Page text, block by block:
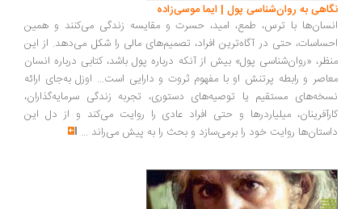
نگاهی به روان‌شناسی پول | ایما موسی‌زاده
انسان‌ها با ترس، طمع، امید، حسرت و مقایسه زندگی می‌کنند و همین
احساسات، حتی در آگاه‌ترین افراد، تصمیم‌های مالی را شکل می‌دهد. از این
منظر، «روان‌شناسی پول» بیش از آنکه درباره پول باشد، کتابی درباره انسان
معاصر و رابطه پرتنش او با مفهوم ثروت و دارایی است... اوزل به‌جای ارائه
نسخه‌های مستقیم یا توصیه‌های دستوری، تجربه زندگی سرمایه‌گذاران،
کارآفرینان، میلیاردرها و حتی افراد عادی را روایت می‌کند و از دل این
داستان‌ها روایت خود را برمی‌سازد و بحث را به پیش می‌راند ...